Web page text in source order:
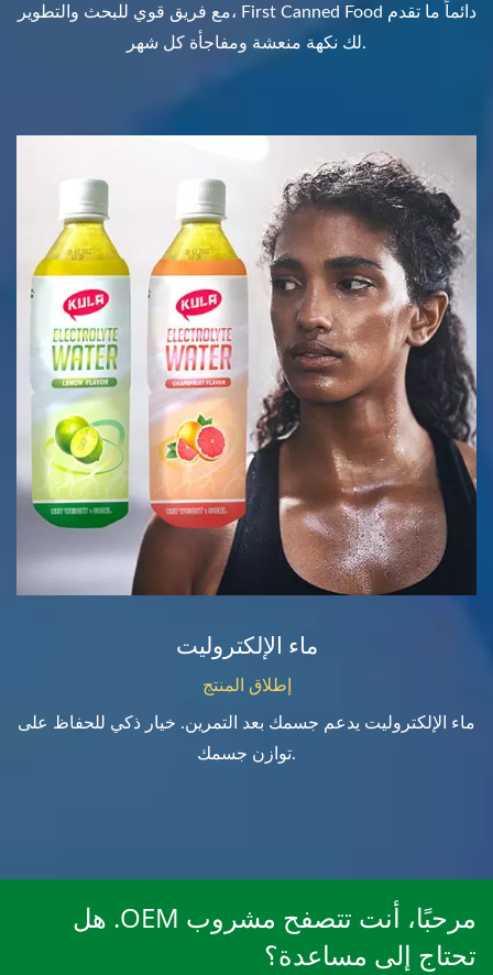
مع فريق قوي للبحث والتطوير، First Canned Food دائماً ما تقدم
لك نكهة منعشة ومفاجأة كل شهر.
ماء الإلكتروليت
إطلاق المنتج
ماء الإلكتروليت يدعم جسمك بعد التمرين. خيار ذكي للحفاظ على
توازن جسمك.
مرحبًا، أنت تتصفح مشروب OEM. هل
تحتاج إلى مساعدة؟